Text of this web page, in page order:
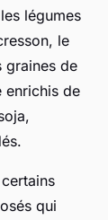
légumes
le
graines de
enrichis de
qui